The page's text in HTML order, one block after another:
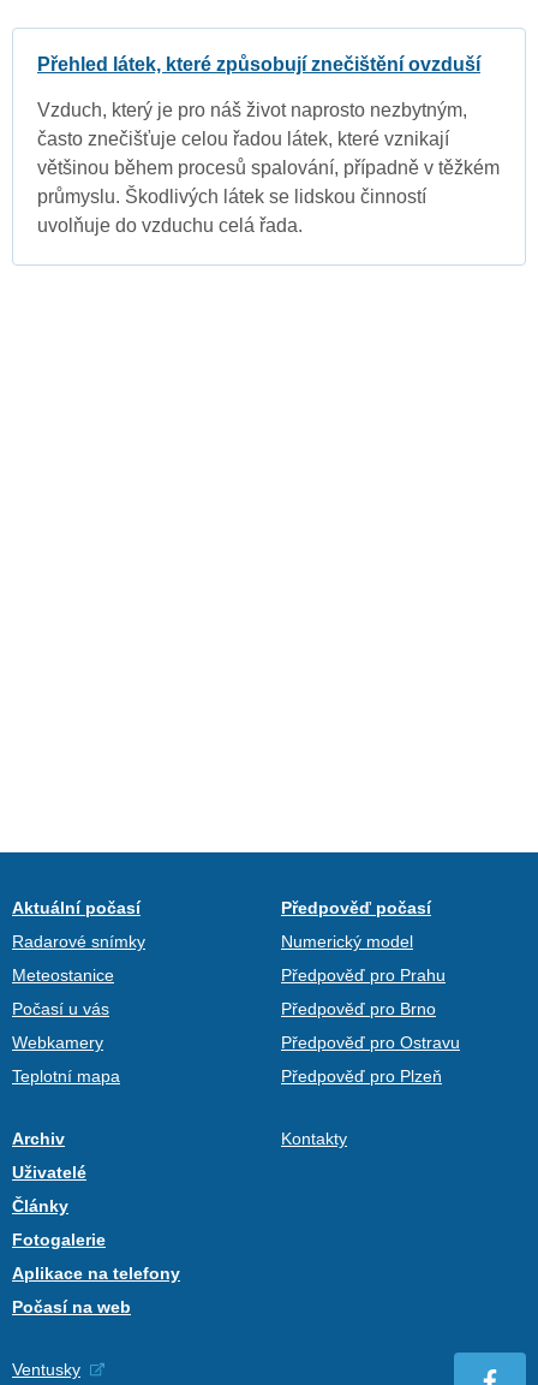
Přehled látek, které způsobují znečištění ovzduší
Vzduch, který je pro náš život naprosto nezbytným,
často znečišťuje celou řadou látek, které vznikají
většinou během procesů spalování, případně v těžkém
průmyslu. Škodlivých látek se lidskou činností
uvolňuje do vzduchu celá řada.
Aktuální počasí
Radarové snímky
Meteostanice
Počasí u vás
Webkamery
Teplotní mapa
Předpověď počasí
Numerický model
Předpověď pro Prahu
Předpověď pro Brno
Předpověď pro Ostravu
Předpověď pro Plzeň
Archiv
Uživatelé
Články
Fotogalerie
Aplikace na telefony
Počasí na web
Kontakty
Ventusky